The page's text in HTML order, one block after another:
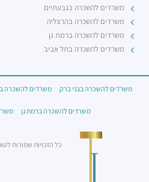
משרדים להשכרה בגבעתיים
משרדים להשכרה בהרצליה
משרדים להשכרה ברמת גן
משרדים להשכרה בתל אביב
משרדים להשכרה בבני ברק משרדים להשכרה
משרדים להשכרה ברמת גן
כל הזכויות שמורות